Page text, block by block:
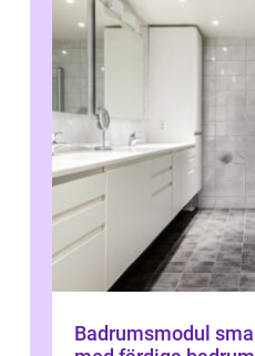
Badrumsmodul smartare byggande